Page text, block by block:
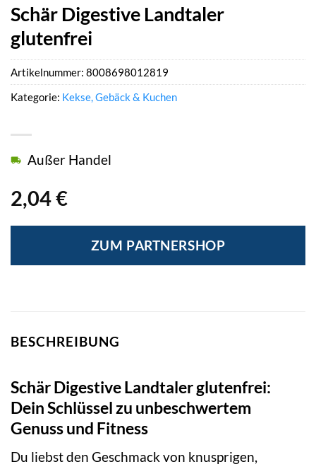
Schär Digestive Landtaler
glutenfrei
2,04€
Außer Handel
ZUM PARTNERSHOP
Artikelnummer: 8008698012819
Kategorie: Kekse, Gebäck & Kuchen
BESCHREIBUNG
Schär Digestive Landtaler glutenfrei:
Dein Schlüssel zu unbeschwertem
Genuss und Fitness
Du liebst den Geschmack von knusprigen,